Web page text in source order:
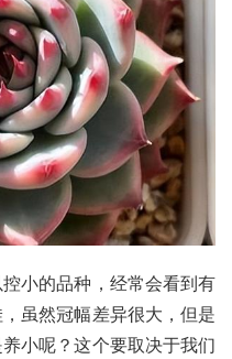
小的品种，经常会看到有
虽然冠幅差异很大，但是
小呢？这个要取决于我们